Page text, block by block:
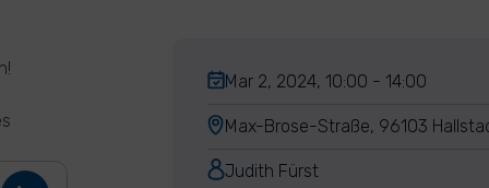
Mar 2, 2024, 10:00 - 14:00
Max-Brose-Straße, 96103
Judith Fürst